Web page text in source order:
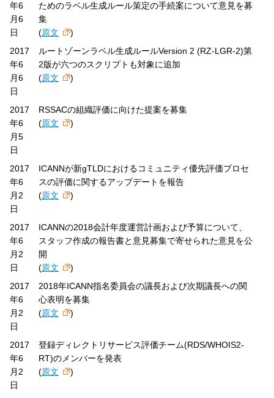
年6
月6
日
ためのラベル生成ルール策定の手続案について意見を募
集
(原文
)
2017
年6
月6
日
ルートゾーンラベル生成ルールVersion 2 (RZ-LGR-2)第
2版が六つのスクリプトも対象に追加
(原文 )
2017
年6
月5
日
RSSACの組織評価に向けた提案を募集
(原文 )
2017
年6
月2
日
ICANNが新gTLDにおけるコミュニティ優先評価プロセ
スの評価に関するアップデートを報告
(原文 )
2017
年6
月2
日
ICANNの2018会計年度運営計画および予算について、
スタッフ作成の報告書と意見募集で寄せられた意見を公
開
(原文
)
2017
年6
月2
日
2018年ICANN指名委員会の議長および次期議長への関
心表明を募集
(原文 )
2017
年6
月2
日
登録ディレクトリサービス評価チーム(RDS/WHOIS2-
RT)のメンバーを発表
(原文 )